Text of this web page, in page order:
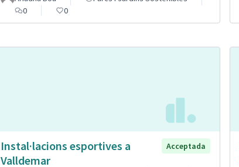
0
0
Instal·lacions esportives a
Valldemar
Acceptada